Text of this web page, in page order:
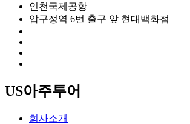
인천국제공항
압구정역 6번 출구 앞 현대백화점
US아주투어
회사소개